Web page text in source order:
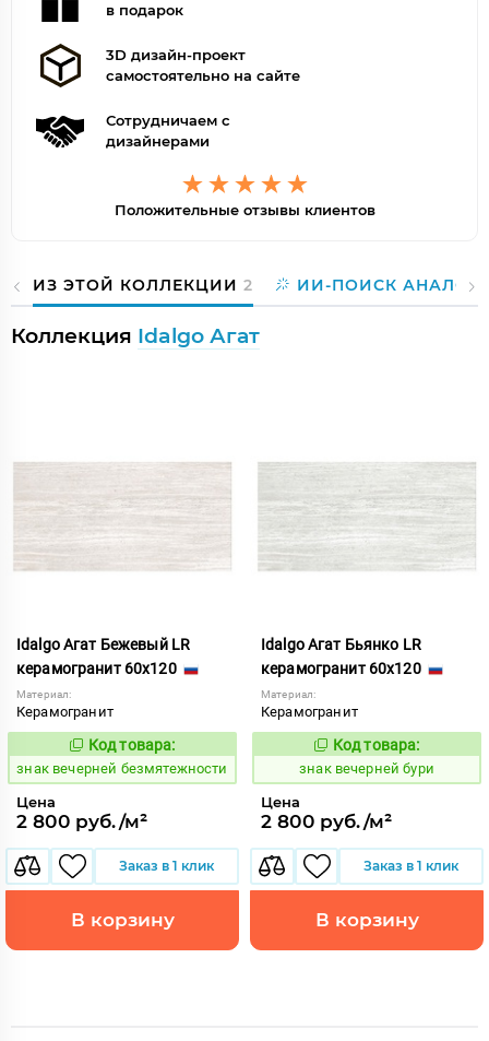
в подарок
3D дизайн-проект
самостоятельно на сайте
Сотрудничаем с
дизайнерами
Положительные отзывы клиентов
ИЗ ЭТОЙ КОЛЛЕКЦИИ 2 ИИ-ПОИСК
Коллекция Idalgo Агат
Idalgo Агат Бежевый LR
керамогранит 60x120
Материал:
Керамогранит
485879
Код товара:
знак вечерней безмятежности
Цена
2 800 руб./м²
Заказ в 1 клик
В корзину
Idalgo Агат Бьянко LR
керамогранит 60x120
Материал:
Керамогранит
485880
Код товара:
знак вечерней бури
Цена
2 800 руб./м²
Заказ в 1 клик
В корзину